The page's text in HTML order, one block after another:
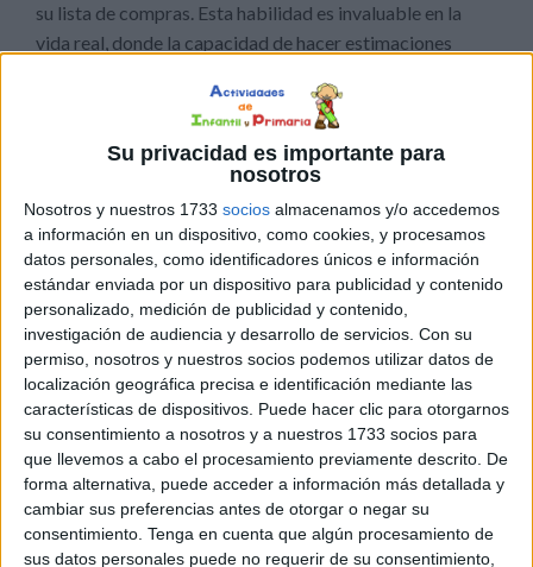
Su privacidad es importante para
nosotros
Nosotros y nuestros 1733 socios almacenamos y/o accedemos
a información en un dispositivo, como cookies, y procesamos
datos personales, como identificadores únicos e información
estándar enviada por un dispositivo para publicidad y contenido
personalizado, medición de publicidad y contenido,
investigación de audiencia y desarrollo de servicios. Con su
permiso, nosotros y nuestros socios podemos utilizar datos de
localización geográfica precisa e identificación mediante las
características de dispositivos. Puede hacer clic para otorgarnos
su consentimiento a nosotros y a nuestros 1733 socios para
que llevemos a cabo el procesamiento previamente descrito. De
forma alternativa, puede acceder a información más detallada y
cambiar sus preferencias antes de otorgar o negar su
consentimiento. Tenga en cuenta que algún procesamiento de
sus datos personales puede no requerir de su consentimiento,
su lista de compras. Esta habilidad es invaluable en la
vida real, donde la capacidad de hacer estimaciones
Una de las ventajas más destacadas de este recurso es su
capacidad para conectar las matemáticas con
compra, los estudiantes pueden ver directamente cómo
se aplican las habilidades matemáticas en la vida
cotidiana. Esto les ayuda a comprender la relevancia y la
importancia de las matemáticas en contextos prácticos,
lo que a su vez aumenta su motivación y compromiso con
el aprendizaje.
Dominar las sumas con decimales es fundamental para el
éxito en matemáticas en niveles educativos posteriores.
Al trabajar con nuestro recurso, los estudiantes están
construyendo una base sólida que los preparará para
enfrentar desafíos matemáticos más complejos en el